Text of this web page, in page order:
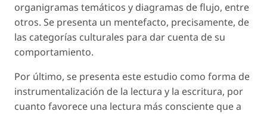
organigramas temáticos y diagramas de flujo, entre
otros. Se presenta un mentefacto, precisamente, de
las categorías culturales para dar cuenta de su
comportamiento.
Por último, se presenta este estudio como forma de
instrumentalización de la lectura y la escritura, por
cuanto favorece una lectura más consciente que a